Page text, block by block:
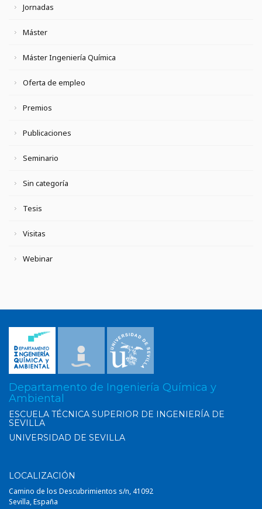
Jornadas
Máster
Máster Ingeniería Química
Oferta de empleo
Premios
Publicaciones
Seminario
Sin categoría
Tesis
Visitas
Webinar
Departamento de Ingeniería Química y
Ambiental
ESCUELA TÉCNICA SUPERIOR DE INGENIERÍA DE
SEVILLA
UNIVERSIDAD DE SEVILLA
LOCALIZACIÓN
Camino de los Descubrimientos s/n, 41092
Sevilla, España